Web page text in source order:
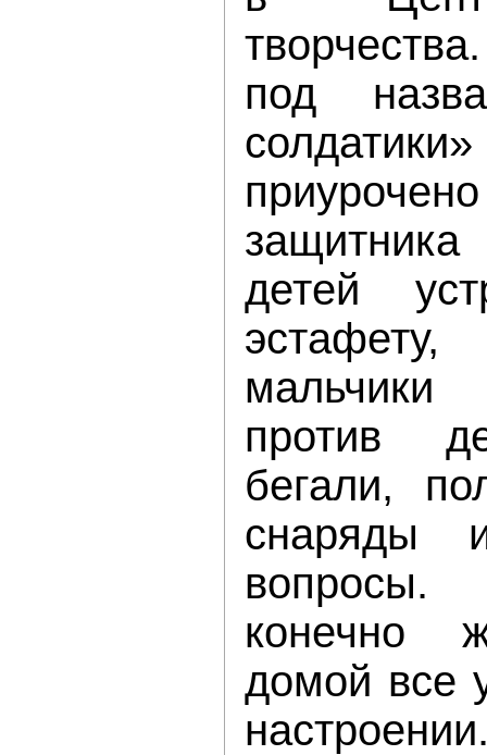
под
детей
мальчики
против
бегали,
снаряды
конечно
домой все